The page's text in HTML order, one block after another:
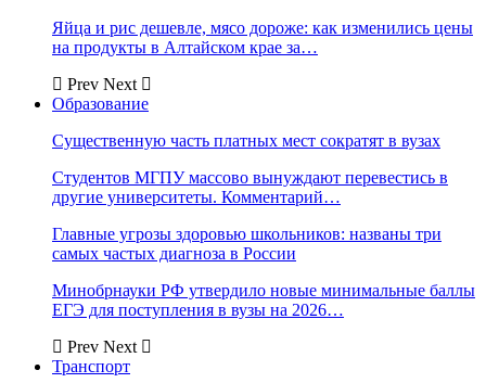
Яйца и рис дешевле, мясо дороже: как изменились цены
на продукты в Алтайском крае за…
Prev Next
Образование
Существенную часть платных мест сократят в вузах
Студентов МГПУ массово вынуждают перевестись в
другие университеты. Комментарий…
Главные угрозы здоровью школьников: названы три
самых частых диагноза в России
Минобрнауки РФ утвердило новые минимальные баллы
ЕГЭ для поступления в вузы на 2026…
Prev Next
Транспорт